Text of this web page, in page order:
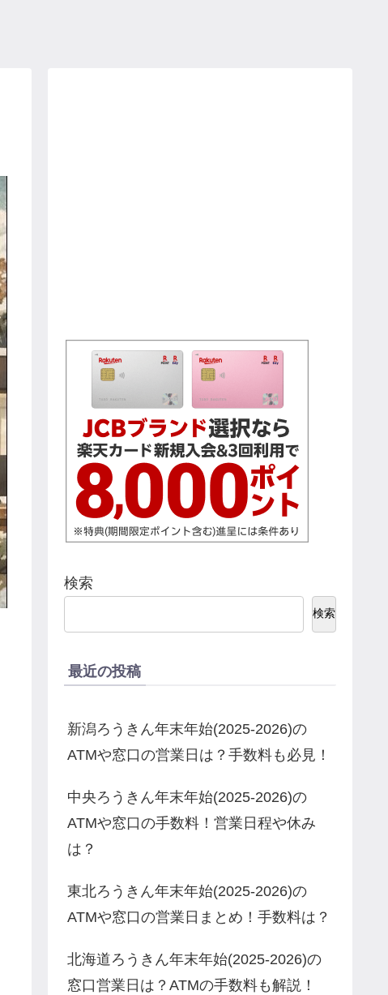
検索
検索
最近の投稿
新潟ろうきん年末年始(2025-2026)の
ATMや窓口の営業日は？手数料も必見！
中央ろうきん年末年始(2025-2026)の
ATMや窓口の手数料！営業日程や休み
は？
東北ろうきん年末年始(2025-2026)の
ATMや窓口の営業日まとめ！手数料は？
北海道ろうきん年末年始(2025-2026)の
窓口営業日は？ATMの手数料も解説！